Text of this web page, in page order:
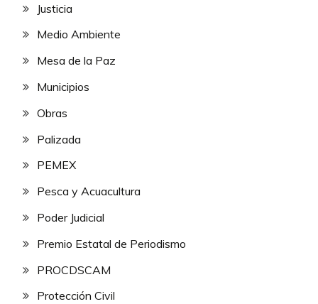
Justicia
Medio Ambiente
Mesa de la Paz
Municipios
Obras
Palizada
PEMEX
Pesca y Acuacultura
Poder Judicial
Premio Estatal de Periodismo
PROCDSCAM
Protección Civil